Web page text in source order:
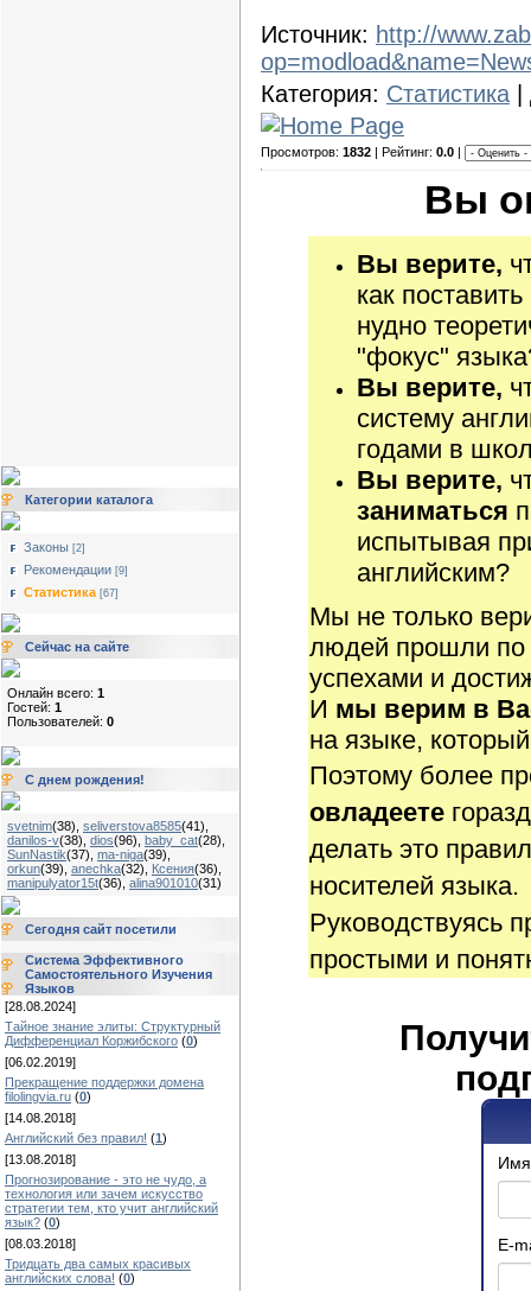
Категории каталога
Законы [2]
Рекомендации [9]
Статистика [67]
Сейчас на сайте
Онлайн всего: 1
Гостей: 1
Пользователей: 0
С днем рождения!
svetnim(38) seliverstova8585(41)
danilos-v(38) dios(96) baby_cat(28)
SunNastik(37) ma-niga(39)
orkun(39) anechka(32) Ксения(36)
manipulyator15t(36) alina901010(31)
Сегодня сайт посетили
Система Эффективного
Самостоятельного Изучения
Языков
[28.08.2024]
Тайное знание элиты: Структурный
Дифференциал Коржибского (0)
[06.02.2019]
Прекращение поддержки домена
filolingvia.ru (0)
[14.08.2018]
Английский без правил! (1)
[13.08.2018]
Прогнозирование - это не чудо, а
технология или зачем искусство
стратегии тем, кто учит английский
язык? (0)
[08.03.2018]
Тридцать два самых красивых
английских слова! (0)
Источник: http://
Категория: Статистика
Просмотров: 1832 | Рейтинг: 0.0
Вы
Вы верите,
как
нудно
"фокус"
Вы верите,
систему
годами в
Вы верите,
заниматься
испытывая
английским?
Мы не только
людей прошли по
успехами и
И мы верим в
на языке,
Поэтому более
овладеете
делать это
носителей языка.
Руководствуясь
простыми и
Имя
E-